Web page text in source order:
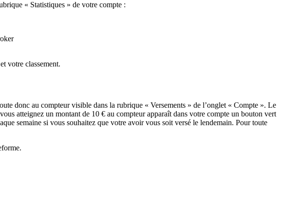
« Statistiques » de votre compte :
votre classement.
donc au compteur visible dans la rubrique « Versements » de l’onglet « Compte ». Le
atteignez un montant de 10 € au compteur apparaît dans votre compte un bouton vert
semaine si vous souhaitez que votre avoir vous soit versé le lendemain. Pour toute